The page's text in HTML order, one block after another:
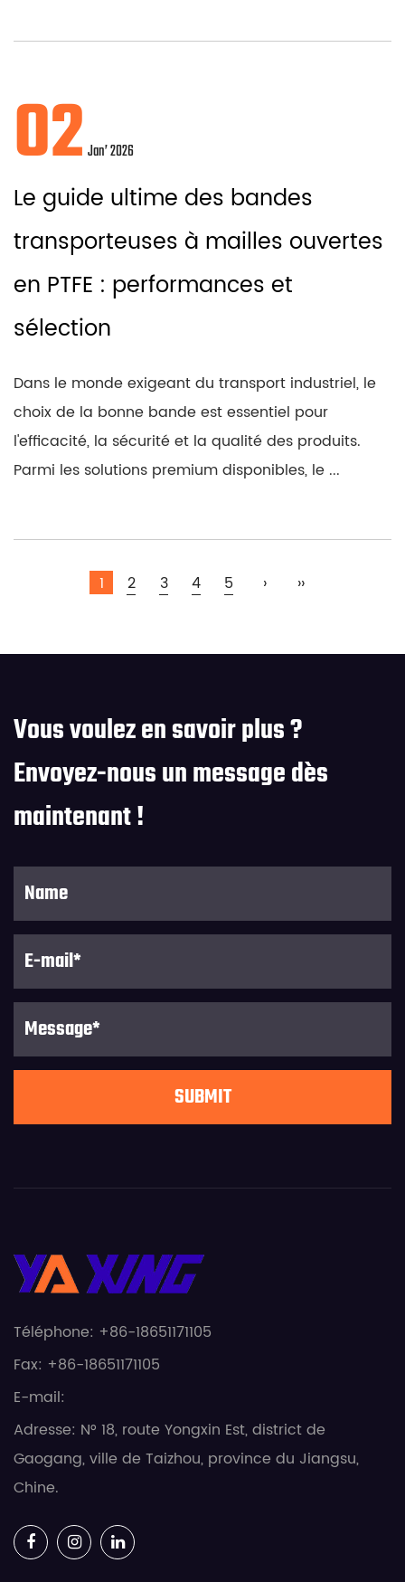
02 Jan’ 2026
Le guide ultime des bandes
transporteuses à mailles ouvertes
en PTFE : performances et
sélection
Dans le monde exigeant du transport industriel, le
choix de la bonne bande est essentiel pour
l'efficacité, la sécurité et la qualité des produits.
Parmi les solutions premium disponibles, le ...
1 2 3 4 5 › ››
Vous voulez en savoir plus ?
Envoyez-nous un message dès
maintenant !
Téléphone: +86-18651171105
Fax: +86-18651171105
E-mail:
Adresse: N° 18, route Yongxin Est, district de
Gaogang, ville de Taizhou, province du Jiangsu,
Chine.